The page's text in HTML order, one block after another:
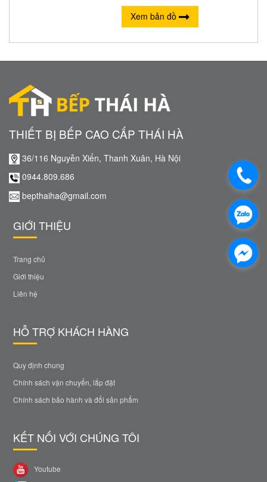
Xem bản đồ
THIẾT BỊ BẾP CAO CẤP THÁI HÀ
36/116 Nguyễn Xiển, Thanh Xuân, Hà Nội
0944.809.686
bepthaiha@gmail.com
GIỚI THIỆU
Trang chủ
Giới thiệu
Liên hệ
HỖ TRỢ KHÁCH HÀNG
Quy định chung
Chính sách vận chuyển, lắp đặt
Chính sách bảo hành và đổi sản phẩm
KẾT NỐI VỚI CHÚNG TÔI
Youtube